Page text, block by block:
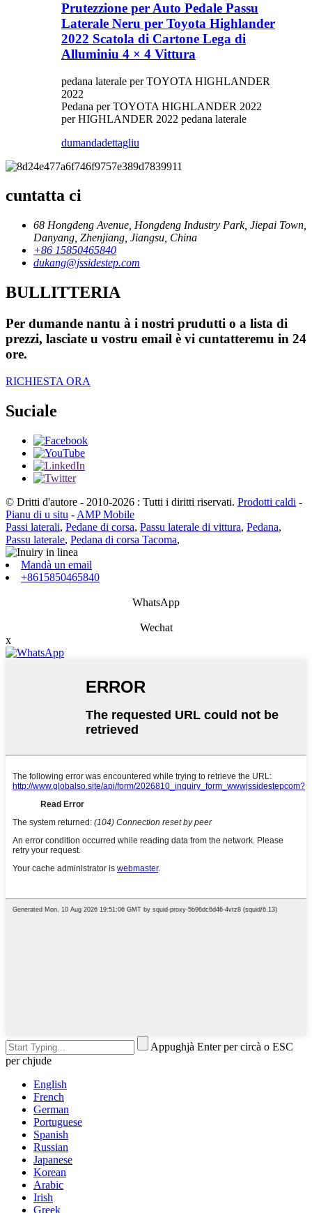
Prutezzione per Auto Pedale Passu
Laterale Neru per Toyota Highlander
2022 Scatola di Cartone Lega di
Alluminiu 4 × 4 Vittura
pedana laterale per TOYOTA HIGHLANDER
2022
Pedana per TOYOTA HIGHLANDER 2022
per HIGHLANDER 2022 pedana laterale
dumandadettagliu
cuntatta ci
68 Hongdeng Avenue, Hongdeng Industry Park, Jiepai Town,
Danyang, Zhenjiang, Jiangsu, China
+86 15850465840
dukang@jssidestep.com
BULLITTERIA
Per dumande nantu à i nostri prudutti o a lista di
prezzi, lasciate u vostru email è vi cuntatteremu in 24
ore.
RICHIESTA ORA
Suciale
© Dritti d'autore - 2010-2026 : Tutti i diritti riservati. Prodotti caldi -
Pianu di u situ - AMP Mobile
Passi laterali, Pedane di corsa, Passu laterale di vittura, Pedana,
Passu laterale, Pedana di corsa Tacoma,
Mandà un email
+8615850465840
WhatsApp
Wechat
x
Appughjà Enter per circà o ESC
per chjude
English
French
German
Portuguese
Spanish
Russian
Japanese
Korean
Arabic
Irish
Greek